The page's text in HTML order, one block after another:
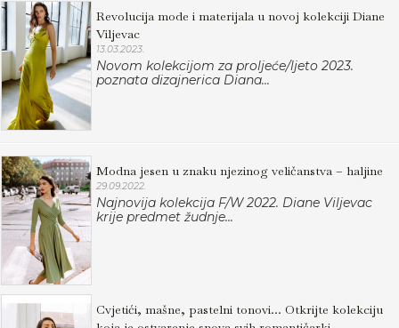
Revolucija mode i materijala u novoj kolekciji Diane
Viljevac
13.03.2023.
Novom kolekcijom za proljeće/ljeto 2023.
poznata dizajnerica Diana...
Modna jesen u znaku njezinog veličanstva – haljine
29.09.2022.
Najnovija kolekcija F/W 2022. Diane Viljevac
krije predmet žudnje...
Cvjetići, mašne, pastelni tonovi... Otkrijte kolekciju